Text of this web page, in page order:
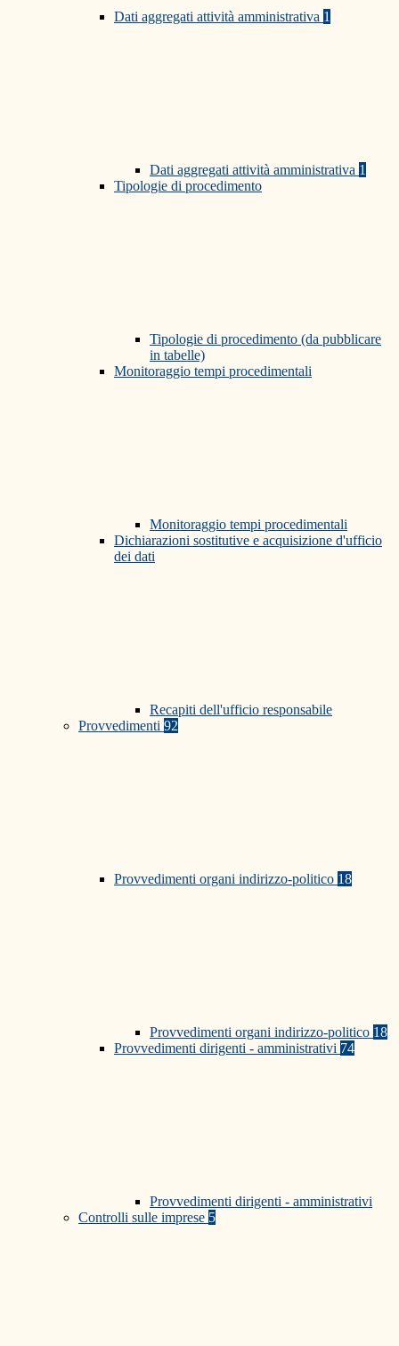
Dati aggregati attività amministrativa 1
Dati aggregati attività amministrativa 1
Tipologie di procedimento
Tipologie di procedimento (da pubblicare
in tabelle)
Monitoraggio tempi procedimentali
Monitoraggio tempi procedimentali
Dichiarazioni sostitutive e acquisizione d'ufficio
dei dati
Recapiti dell'ufficio responsabile
Provvedimenti 92
Provvedimenti organi indirizzo-politico 18
Provvedimenti organi indirizzo-politico 18
Provvedimenti dirigenti - amministrativi 74
Provvedimenti dirigenti - amministrativi
Controlli sulle imprese 5